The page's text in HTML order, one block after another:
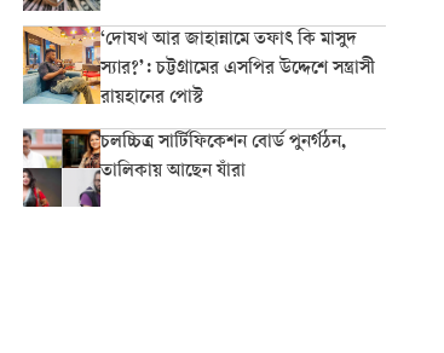
‘দোযখ আর জাহান্নামে তফাৎ কি মাসুদ
স্যার?’: চট্টগ্রামের এসপির উদ্দেশে সন্ত্রাসী
রায়হানের পোস্ট
চলচ্চিত্র সার্টিফিকেশন বোর্ড পুনর্গঠন,
তালিকায় আছেন যাঁরা